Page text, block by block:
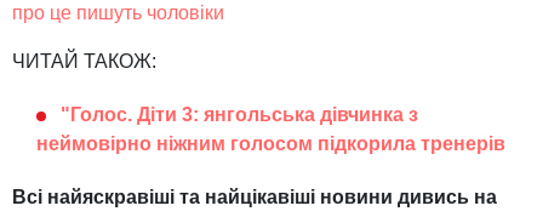
про це пишуть чоловіки
ЧИТАЙ ТАКОЖ:
"Голос. Діти 3: янгольська дівчинка з
неймовірно ніжним голосом підкорила тренерів
Всі найяскравіші та найцікавіші новини дивись на